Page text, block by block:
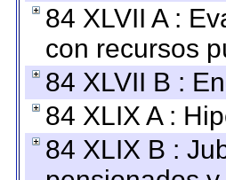
84 XLVII A :
con recursos
84 XLVII B :
84 XLIX A :
84 XLIX B :